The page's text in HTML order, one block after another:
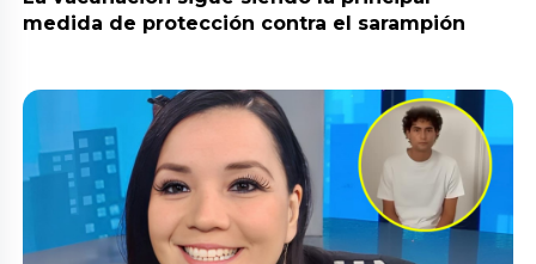
medida de protección contra el sarampión